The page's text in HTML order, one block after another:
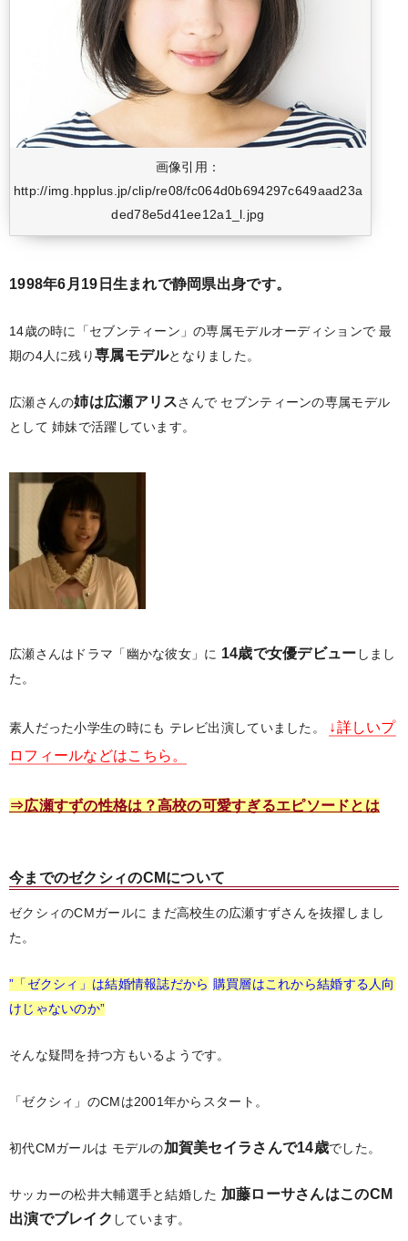
画像引用：
http://img.hpplus.jp/clip/re08/fc064d0b694297c649aad23a
ded78e5d41ee12a1_l.jpg
1998年6月19日生まれで静岡県出身です。
14歳の時に「セブンティーン」の専属モデルオーディションで 最
期の4人に残り専属モデルとなりました。
広瀬さんの姉は広瀬アリスさんで セブンティーンの専属モデル
として 姉妹で活躍しています。
広瀬さんはドラマ「幽かな彼女」に 14歳で女優デビュー しまし
た。
素人だった小学生の時にも テレビ出演していました。
↓詳しいプ
ロフィールなどはこちら。
⇒広瀬すずの性格は？高校の可愛すぎるエピソードとは
今までのゼクシィのCMについて
ゼクシィのCMガールに まだ高校生の広瀬すずさんを抜擢しまし
た。
”「ゼクシィ」は結婚情報誌だから 購買層はこれから結婚する人向
けじゃないのか”
そんな疑問を持つ方もいるようです。
「ゼクシィ」のCMは2001年からスタート。
初代CMガールは モデルの加賀美セイラさんで14歳でした。
サッカーの松井大輔選手と結婚した 加藤ローサさんはこのCM
出演でブレイク しています。